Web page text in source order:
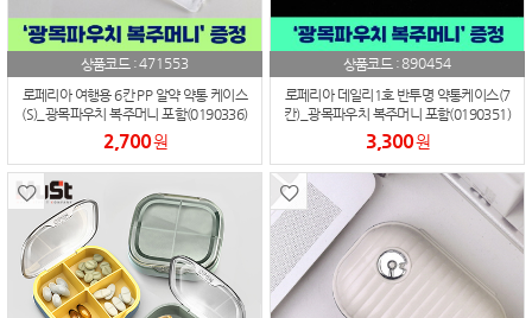
상품코드 :471553
로페리아 여행용 6칸 PP 알약 약통 케이스
(S)_광목파우치 복주머니 포함(0190336)
2,700원
상품코드 :890454
로페리아 데일리1호 반투명 약통케이스(7
칸)_광목파우치 복주머니 포함(0190351)
3,300원